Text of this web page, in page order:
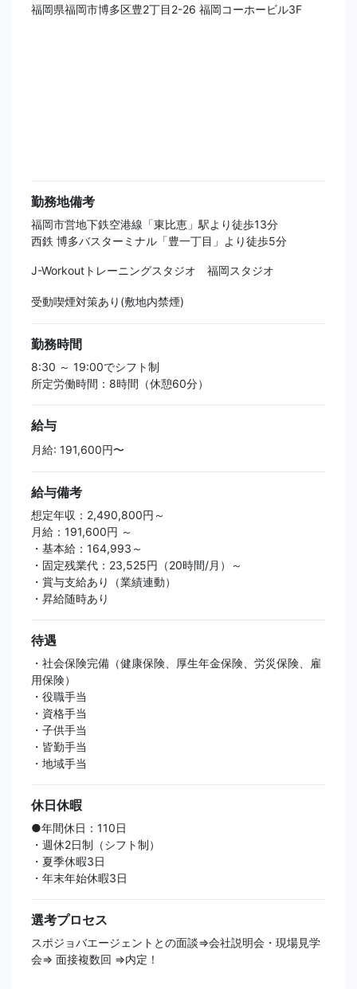
福岡県福岡市博多区豊2丁目2-26 福岡コーホービル3F
勤務地備考
福岡市営地下鉄空港線「東比恵」駅より徒歩13分
西鉄 博多バスターミナル「豊一丁目」より徒歩5分
J-Workoutトレーニングスタジオ 福岡スタジオ
受動喫煙対策あり(敷地内禁煙)
勤務時間
8:30 ～ 19:00でシフト制
所定労働時間：8時間（休憩60分）
給与
月給: 191,600円〜
給与備考
想定年収：2,490,800円～
月給：191,600円 ～
・基本給：164,993～
・固定残業代：23,525円（20時間/月）～
・賞与支給あり（業績連動）
・昇給随時あり
待遇
・社会保険完備（健康保険、厚生年金保険、労災保険、雇
用保険）
・役職手当
・資格手当
・子供手当
・皆勤手当
・地域手当
休日休暇
●年間休日：110日
・週休2日制（シフト制）
・夏季休暇3日
・年末年始休暇3日
選考プロセス
スポジョバエージェントとの面談⇒会社説明会・現場見学
会⇒ 面接複数回 ⇒内定！